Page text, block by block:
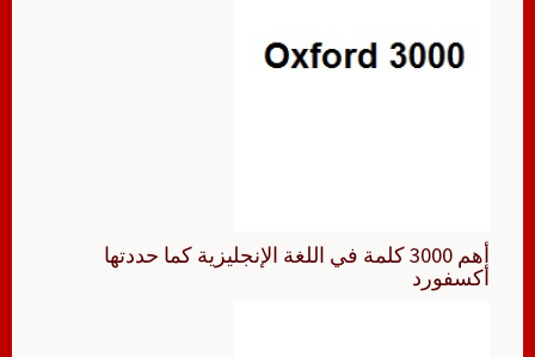
أهم 3000 كلمة في اللغة الإنجليزية كما حددتها
أكسفورد